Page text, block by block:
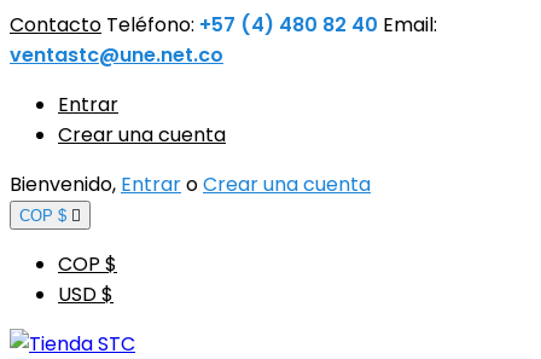
Contacto Teléfono: +57 (4) 480 82 40 Email:
ventastc@une.net.co
Entrar
Crear una cuenta
Bienvenido, EntraroCrear una cuenta
COP $ 
COP $
USD $